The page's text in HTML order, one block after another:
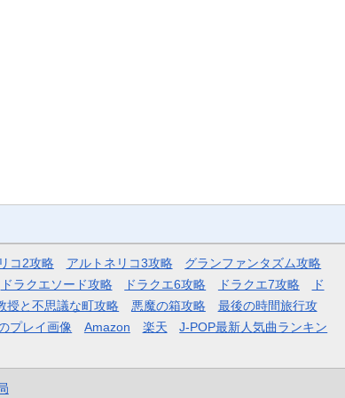
コ2攻略 アルトネリコ3攻略
グランファンタズム攻略
ドラクエソード攻略 ドラクエ6攻略 ドラクエ7攻略
ド
授と不思議な町攻略 悪魔の箱攻略
最後の時間旅行攻
プレイ画像 Amazon 楽天
J-POP最新人気曲ランキン